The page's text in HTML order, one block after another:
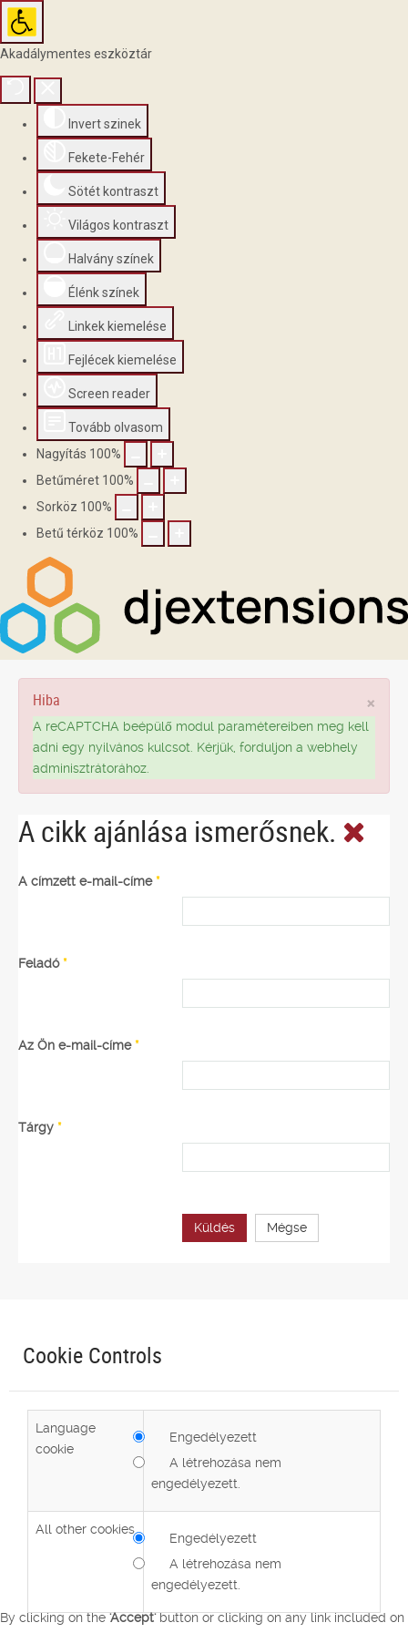
Akadálymentes eszköztár
Invert szinek
Fekete-Fehér
Sötét kontraszt
Világos kontraszt
Halvány színek
Élénk színek
Linkek kiemelése
Fejlécek kiemelése
Screen reader
Tovább olvasom
Nagyítás 100%
Betűméret 100%
Sorköz 100%
Betű térköz 100%
×
Hiba
A reCAPTCHA beépülő modul paramétereiben meg kell
adni egy nyilvános kulcsot. Kérjük, forduljon a webhely
adminisztrátorához.
A cikk ajánlása ismerősnek.
A címzett e-mail-címe*
Feladó*
Az Ön e-mail-címe*
Tárgy *
Küldés Mégse
By clicking on the'Accept'button or clicking on any link included on
Cookie Controls
Language
cookie
Engedélyezett
A létrehozása nem
engedélyezett.
All other cookies
Engedélyezett
A létrehozása nem
engedélyezett.